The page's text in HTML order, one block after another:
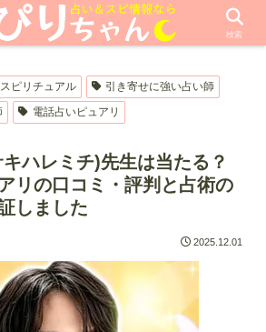
ションが含まれています
スピリチュアル
引き寄せに強い占い師
電話占いピュアリ
ハレミチ)先生は当たる？
リの口コミ・評判と占術の
しました
2025.12.01
検索